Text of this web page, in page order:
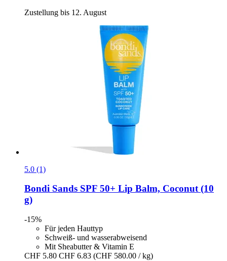
Zustellung bis 12. August
5.0 (1)
Bondi Sands SPF 50+ Lip Balm, Coconut (10
g)
-15%
Für jeden Hauttyp
Schweiß- und wasserabweisend
Mit Sheabutter & Vitamin E
CHF 5.80 CHF 6.83 (CHF 580.00 / kg)